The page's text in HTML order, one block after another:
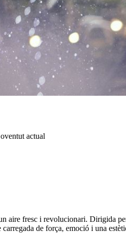
actual
aire fresc i revolucionari. Dirigida
de força, emoció i una